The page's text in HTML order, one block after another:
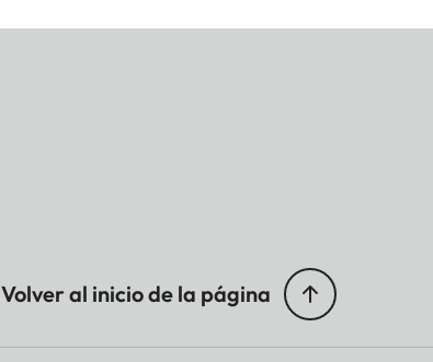
Volver al inicio de la página